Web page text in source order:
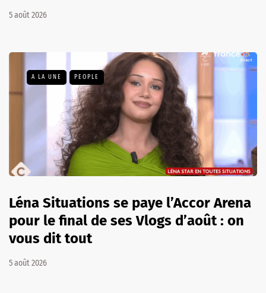
5 août 2026
A LA UNE PEOPLE
Léna Situations se paye l’Accor Arena
pour le final de ses Vlogs d’août : on
vous dit tout
5 août 2026